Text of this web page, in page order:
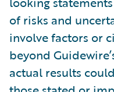
of risks and
involve factors or
beyond
actual results